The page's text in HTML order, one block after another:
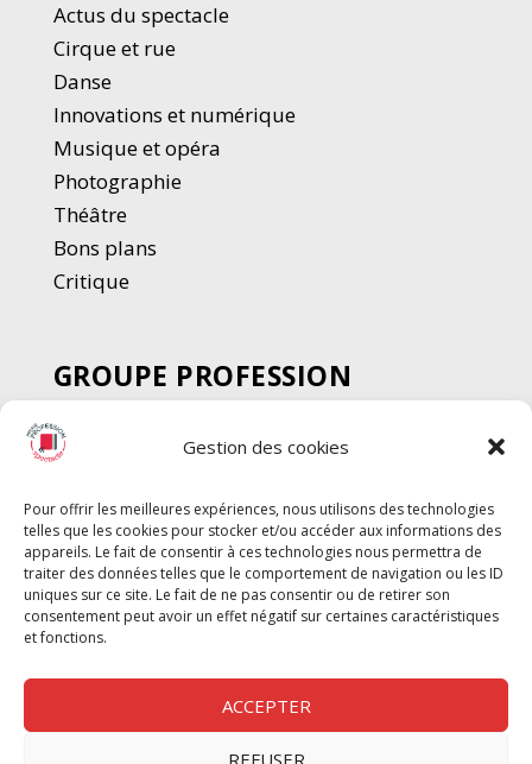
Gestion des cookies
Pour offrir les meilleures expériences, nous utilisons des technologies
telles que les cookies pour stocker et/ou accéder aux informations des
appareils. Le fait de consentir à ces technologies nous permettra de
traiter des données telles que le comportement de navigation ou les ID
uniques sur ce site. Le fait de ne pas consentir ou de retirer son
consentement peut avoir un effet négatif sur certaines caractéristiques
et fonctions.
ACCEPTER
REFUSER
Actus du spectacle
Cirque et rue
Danse
Innovations et numérique
Musique et opéra
Photographie
Théâtre
Bons plans
Critique
GROUPE PROFESSION
SPECTACLE
Chèque Intermittents
Chèque Compta
Chèque Emploi Spectacle
G-Pods
Profession Audio-visuel